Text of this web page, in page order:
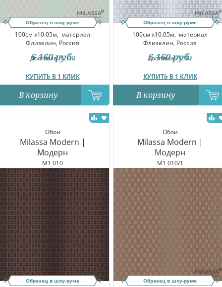
Образец в шоу-руме
100см x10.05м, материал
Флизелин, Россия
Доставка:12.08
КУПИТЬ В 1 КЛИК
6 160 руб.
В корзину
Образец в шоу-руме
100см x10.05м, материал
Флизелин, Россия
Доставка:12.08
КУПИТЬ В 1 КЛИК
6 160 руб.
В корзину
Обои
Milassa Modern |
Модерн
M1 010
Образец в шоу-руме
Обои
Milassa Modern |
Модерн
M1 010/1
Образец в шоу-руме